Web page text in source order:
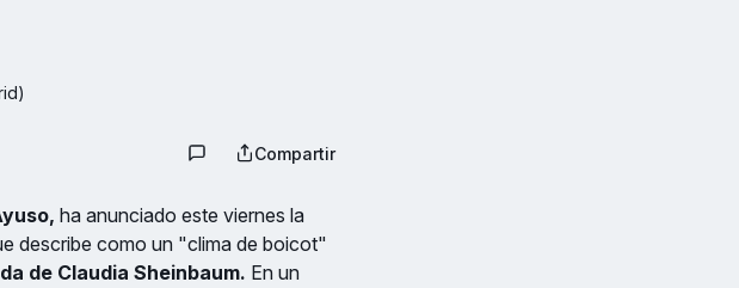
Compartir
ha anunciado este viernes la
describe como un "clima de boicot"
de Claudia Sheinbaum. En un